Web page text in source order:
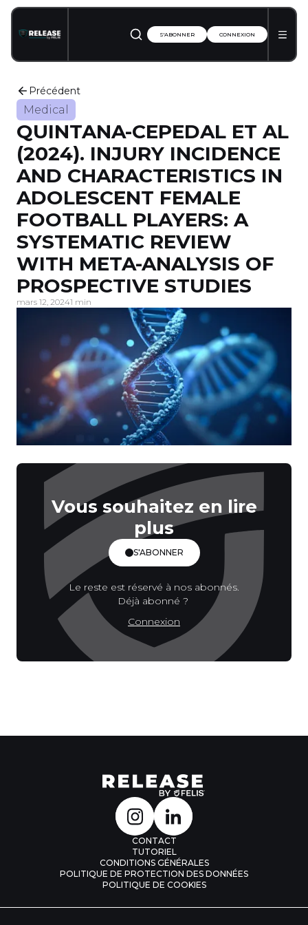
S'ABONNER CONNEXION
Précédent
Medical
QUINTANA-CEPEDAL ET AL
(2024). INJURY INCIDENCE
AND CHARACTERISTICS IN
ADOLESCENT FEMALE
FOOTBALL PLAYERS: A
SYSTEMATIC REVIEW
WITH META-ANALYSIS OF
PROSPECTIVE STUDIES
mars 12, 20241 min
Vous souhaitez en lire
plus
S'ABONNER
Le reste est réservé à nos abonnés.
Déjà abonné ?
Connexion
CONTACT
TUTORIEL
CONDITIONS GÉNÉRALES
POLITIQUE DE PROTECTION DES DONNÉES
POLITIQUE DE COOKIES